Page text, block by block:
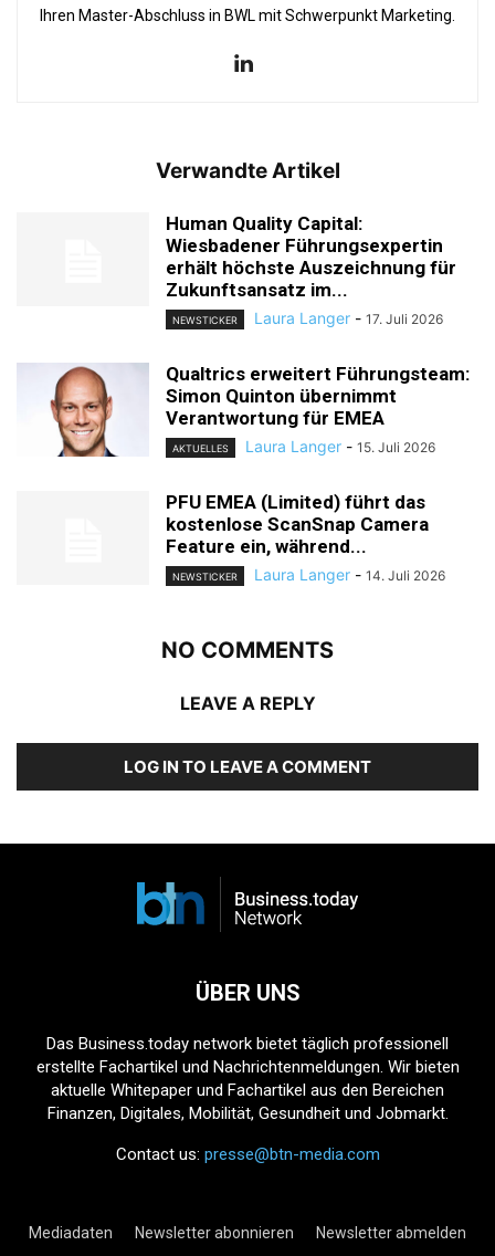
Ihren Master-Abschluss in BWL mit Schwerpunkt Marketing.
Verwandte Artikel
Human Quality Capital:
Wiesbadener Führungsexpertin
erhält höchste Auszeichnung für
Zukunftsansatz im...
NEWSTICKER Laura Langer - 17. Juli 2026
Qualtrics erweitert Führungsteam:
Simon Quinton übernimmt
Verantwortung für EMEA
AKTUELLES Laura Langer - 15. Juli 2026
PFU EMEA (Limited) führt das
kostenlose ScanSnap Camera
Feature ein, während...
NEWSTICKER Laura Langer - 14. Juli 2026
NO COMMENTS
LEAVE A REPLY
LOG IN TO LEAVE A COMMENT
ÜBER UNS
Das Business.today network bietet täglich professionell
erstellte Fachartikel und Nachrichtenmeldungen. Wir bieten
aktuelle Whitepaper und Fachartikel aus den Bereichen
Finanzen, Digitales, Mobilität, Gesundheit und Jobmarkt.
Contact us: presse@btn-media.com
Mediadaten Newsletter abonnieren Newsletter abmelden